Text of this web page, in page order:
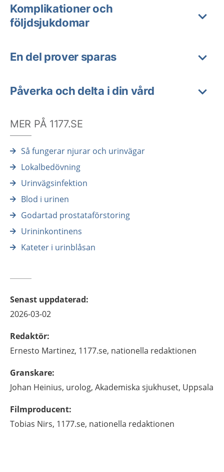
Komplikationer och
följdsjukdomar
En del prover sparas
Påverka och delta i din vård
MER PÅ 1177.SE
Så fungerar njurar och urinvägar
Lokalbedövning
Urinvägsinfektion
Blod i urinen
Godartad prostataförstoring
Urininkontinens
Kateter i urinblåsan
Senast uppdaterad:
2026-03-02
Redaktör:
Ernesto Martinez, 1177.se, nationella redaktionen
Granskare:
Johan Heinius, urolog, Akademiska sjukhuset, Uppsala
Filmproducent:
Tobias Nirs, 1177.se, nationella redaktionen